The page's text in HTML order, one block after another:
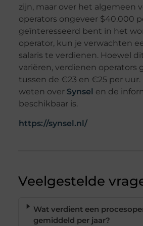
zijn, maar over het algemeen
operators ongeveer $40.000
geïnteresseerd bent in het
operator, kun je verwachten
salaris te verdienen. Hoewel
variëren, verdienen operators
tussen de €23 en €25 per
weten over Synsel en de
beschikbaar is.
https://synsel.nl/
Veelgestelde
Wat verdient een
gemiddeld per jaar?